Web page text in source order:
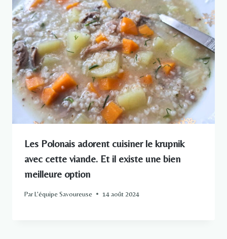
Les Polonais adorent cuisiner le krupnik
avec cette viande. Et il existe une bien
meilleure option
ParL'équipe Savoureuse 14 août 2024